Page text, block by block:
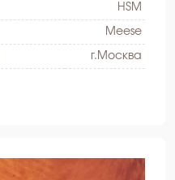
HSM
Meese
г.Москва